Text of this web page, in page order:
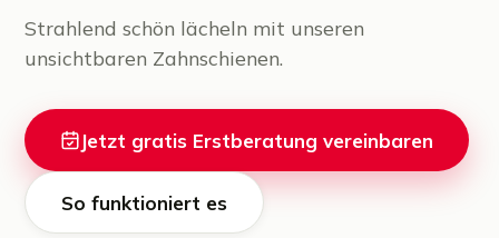
Strahlend schön lächeln mit unseren
unsichtbaren Zahnschienen.
Jetzt gratis Erstberatung vereinbaren
So funktioniert es